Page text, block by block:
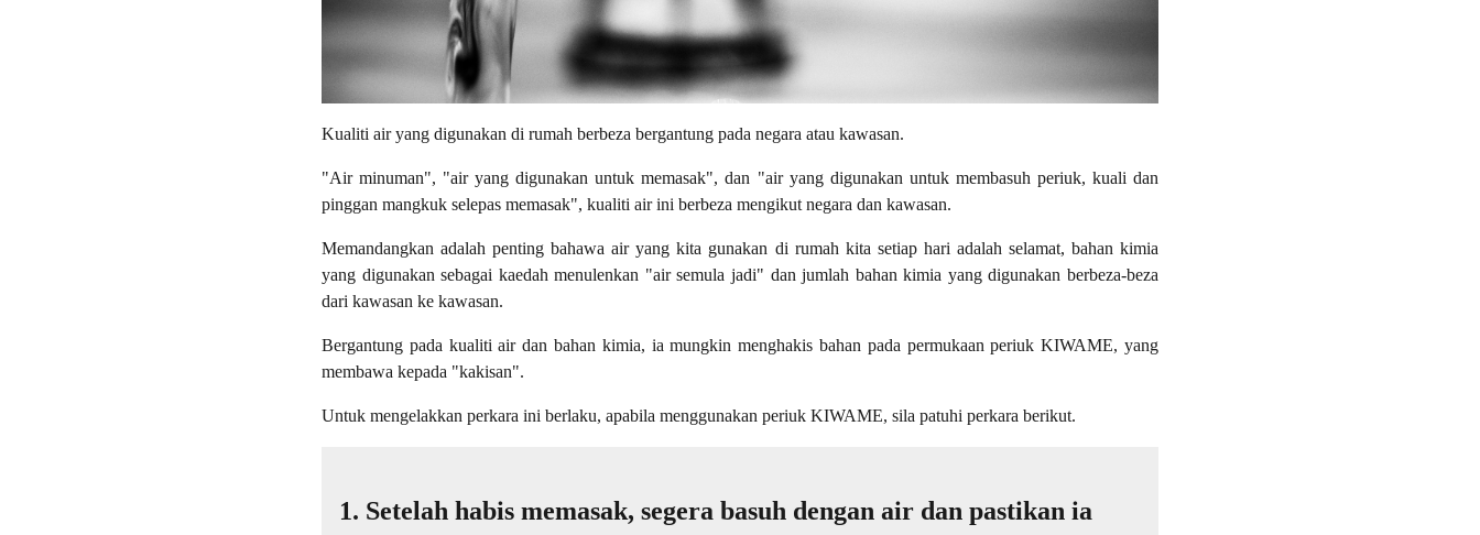
Kualiti air yang digunakan di rumah berbeza bergantung pada negara atau kawasan.
"Air minuman", "air yang digunakan untuk memasak", dan "air yang digunakan untuk membasuh periuk, kuali dan
pinggan mangkuk selepas memasak", kualiti air ini berbeza mengikut negara dan kawasan.
Memandangkan adalah penting bahawa air yang kita gunakan di rumah kita setiap hari adalah selamat, bahan kimia
yang digunakan sebagai kaedah menulenkan "air semula jadi" dan jumlah bahan kimia yang digunakan berbeza-beza
dari kawasan ke kawasan.
Bergantung pada kualiti air dan bahan kimia, ia mungkin menghakis bahan pada permukaan periuk KIWAME, yang
membawa kepada "kakisan".
Untuk mengelakkan perkara ini berlaku, apabila menggunakan periuk KIWAME, sila patuhi perkara berikut.
Setelah habis memasak, segera basuh dengan air dan pastikan ia